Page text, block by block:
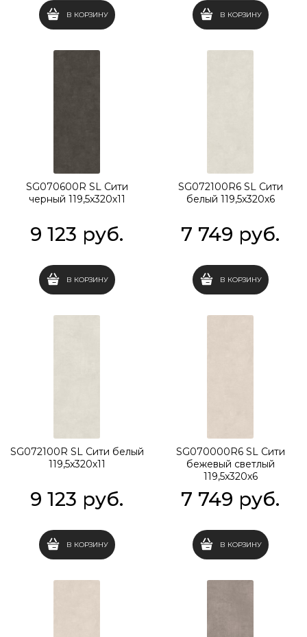
В КОРЗИНУ В КОРЗИНУ
SG070600R SL Сити
черный 119,5x320х11
9 123 руб.
В КОРЗИНУ
SG072100R6 SL Сити
белый 119,5x320х6
7 749 руб.
В КОРЗИНУ
SG072100R SL Сити белый
119,5x320х11
9 123 руб.
В КОРЗИНУ
SG070000R6 SL Сити
бежевый светлый
119,5x320х6
7 749 руб.
В КОРЗИНУ